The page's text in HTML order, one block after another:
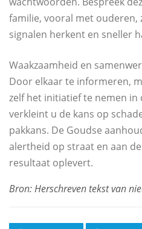
familie, vooral met ouderen,
signalen herkent en sneller
Waakzaamheid en
Door elkaar te informeren,
zelf het initiatief te nemen in
verkleint u de kans op
pakkans. De Goudse
alertheid op straat en aan
resultaat oplevert.